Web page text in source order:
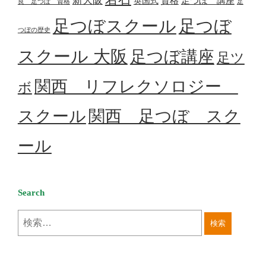
つぼの歴史 足つぼスクール 足つぼ
スクール 大阪 足つぼ講座 足ツ
ボ 関西 リフレクソロジー
スクール 関西 足つぼ スク
ール
Search